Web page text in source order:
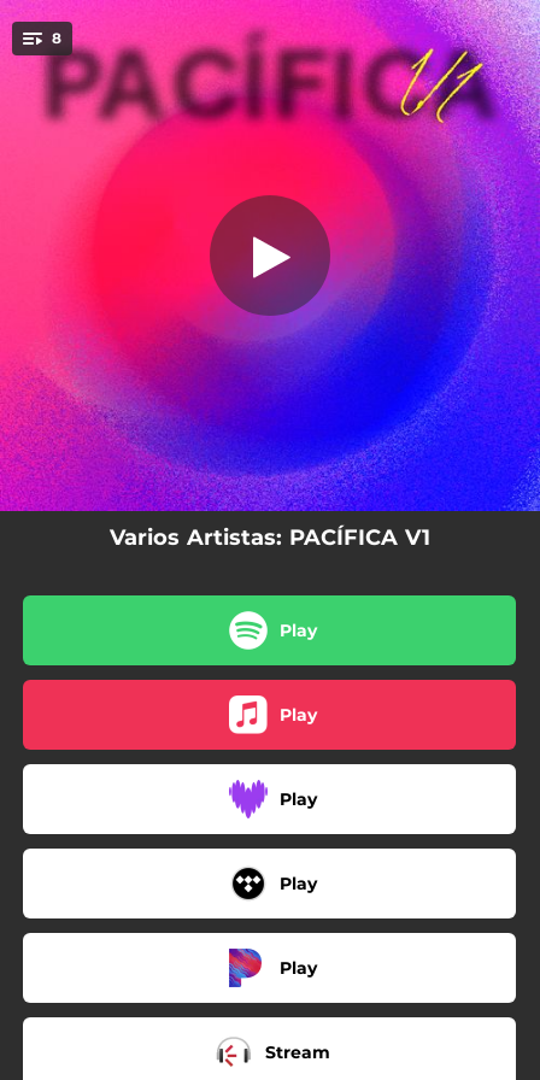
You're all set!
8 Sueño de árbol
Sueño de árbol
04:15
YURI TELEPATHY
Will U?
Entre Nubes
La noche te llama
I KEEP IT G
05:45
Vals III
04:11
Pandemix
04:44
Varios Artistas: PACÍFICA V1
Play
Play
Play
Play
Play
Stream
.